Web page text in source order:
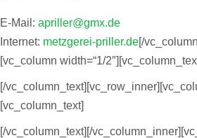
E-Mail: apriller@gmx.de
Internet: metzgerei-priller.de[/
[vc_column width=“1/
[/
[vc_column_text]
[/vc_column_text][/